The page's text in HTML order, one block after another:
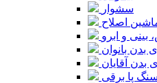
سشوار
اصلاح
و ابرو
بدن بانوان
بدن آقایان
سنگ پا برقی